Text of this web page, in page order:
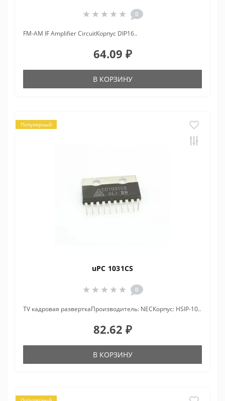
0
FM-AM IF Amplifier CircuitКорпус DIP16..
64.09 ₽
В КОРЗИНУ
Популярный
uPC 1031CS
0
TV кадровая разверткаПроизводитель: NECКорпус: HSIP-10..
82.62 ₽
В КОРЗИНУ